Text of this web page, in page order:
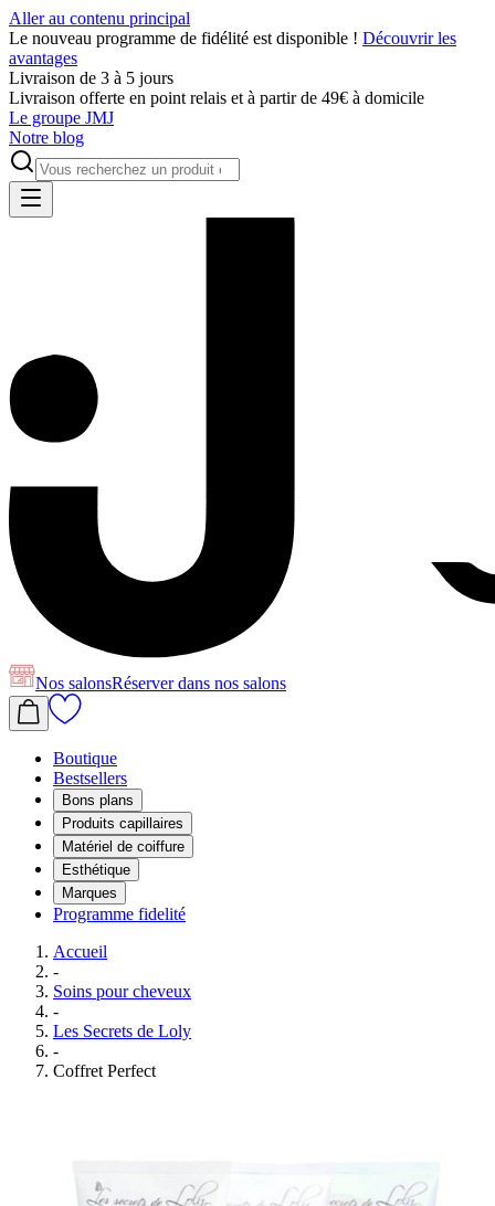
Aller au contenu principal
Le nouveau programme de fidélité est disponible ! Découvrir les
avantages
Livraison de 3 à 5 jours
Livraison offerte en point relais et à partir de 49€ à domicile
Le groupe JMJ
Notre blog
Nos salonsRéserverdans nos salons
Boutique
Bestsellers
Bons plans
Produits capillaires
Matériel de coiffure
Esthétique
Marques
Programme fidelité
Accueil
-
Soins pour cheveux
-
Les Secrets de Loly
-
Coffret Perfect